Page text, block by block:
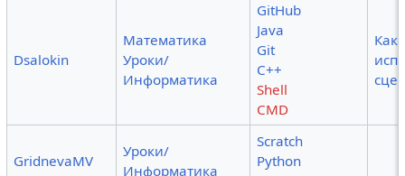
Dsalokin
Математика
Уроки/
Информатика
GitHub
Java
Git
C++
Shell
CMD
Как
GridnevaMV
Уроки/
Информатика
Scratch
Python